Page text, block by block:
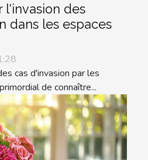
l'invasion des
dans les espaces
cas d'invasion par les
de connaître...